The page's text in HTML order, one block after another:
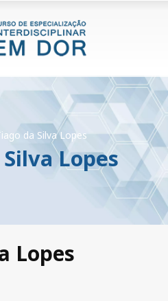
da Silva Lopes
Lopes
Lopes